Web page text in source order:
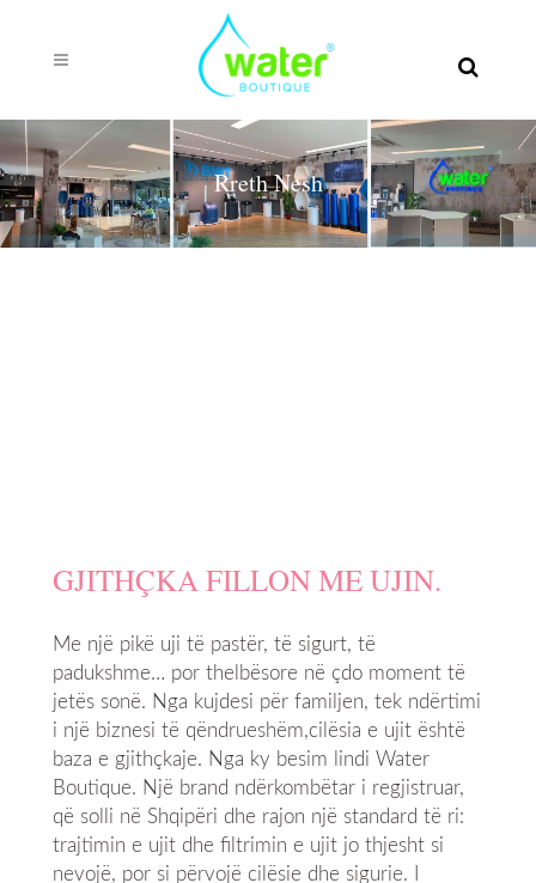
Rreth Nesh
GJITHÇKA FILLON ME UJIN.
Me një pikë uji të pastër, të sigurt, të
padukshme… por thelbësore në çdo moment të
jetës sonë. Nga kujdesi për familjen, tek ndërtimi
i një biznesi të qëndrueshëm,cilësia e ujit është
baza e gjithçkaje. Nga ky besim lindi Water
Boutique. Një brand ndërkombëtar i regjistruar,
që solli në Shqipëri dhe rajon një standard të ri:
trajtimin e ujit dhe filtrimin e ujit jo thjesht si
nevojë, por si përvojë cilësie dhe sigurie. I